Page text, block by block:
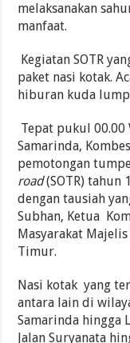
melaksanakan
manfaat.
Kegiatan SOTR
paket nasi kotak.
hiburan kuda
Tepat pukul
Samarinda,
pemotongan
road(SOTR) tahun
dengan tausiah
Subhan, Ketua
Masyarakat
Timur.
Nasi kotak yang
antara lain di
Samarinda hingga
Jalan Suryanata